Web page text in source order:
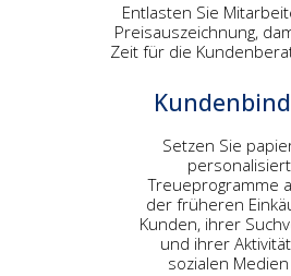
Entlasten Sie
Preisauszeichnung,
Zeit für die
Setzen Sie
Treueprogramme
der früheren
Kunden, ihrer
und ihrer
sozialen